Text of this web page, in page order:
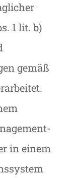
1 lit. b)
gemäß
in einem